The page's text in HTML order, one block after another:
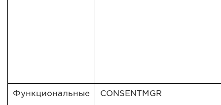
Функциональные CONSENTMGR